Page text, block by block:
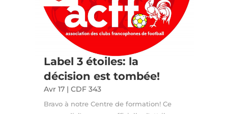
Label 3 étoiles: la
décision est tombée!
Avr 17| CDF 343
Bravo à notre Centre de formation! Ce